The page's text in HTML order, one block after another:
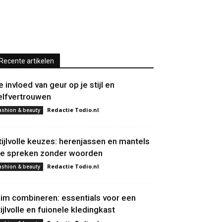
Recente artikelen
invloed van geur op je stijl en
& beauty Redactie Todio.nl
keuzes: herenjassen en mantels
spreken zonder woorden
& beauty Redactie Todio.nl
combineren: essentials voor een
en fuionele kledingkast